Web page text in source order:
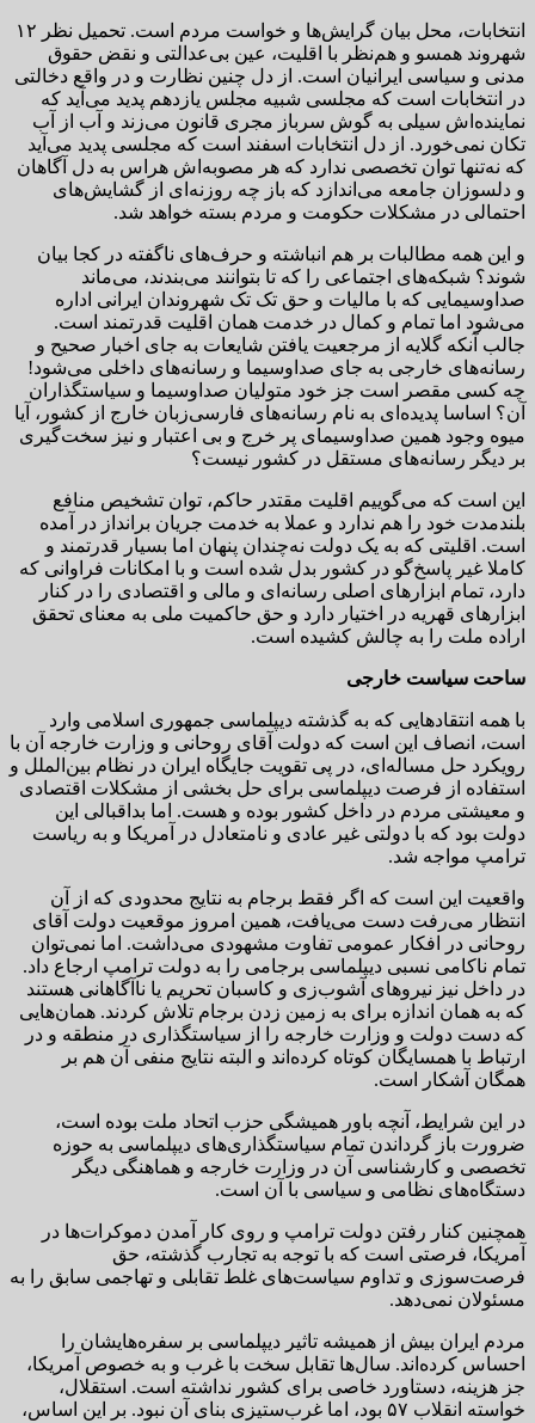
انتخابات، محل بیان گرایش‌ها و خواست مردم است. تحمیل نظر ۱۲
شهروند همسو و هم‌نظر با اقلیت، عین بی‌عدالتی و نقض حقوق
مدنی و سیاسی ایرانیان است. از دل چنین نظارت و در واقع دخالتی
در انتخابات است که مجلسی شبیه مجلس یازدهم پدید می‌آید که
نماینده‌اش سیلی به گوش سرباز مجری قانون می‌زند و آب از آب
تکان نمی‌خورد. از دل انتخابات اسفند است که مجلسی پدید می‌آید
که نه‌تنها توان تخصصی ندارد که هر مصوبه‌اش هراس به دل آگاهان
و دلسوزان جامعه می‌اندازد که باز چه روزنه‌ای از گشایش‌های
احتمالی در مشکلات حکومت و مردم بسته خواهد شد.
و این همه مطالبات بر هم انباشته و حرف‌های ناگفته در کجا بیان
شوند؟ شبکه‌های اجتماعی را که تا بتوانند می‌بندند، می‌ماند
صداوسیمایی که با مالیات و حق تک تک شهروندان ایرانی اداره
می‌شود اما تمام و کمال در خدمت همان اقلیت قدرتمند است.
جالب آنکه گلایه از مرجعیت یافتن شایعات به جای اخبار صحیح و
رسانه‌های خارجی به جای صداوسیما و رسانه‌های داخلی می‌شود!
چه کسی مقصر است جز خود متولیان صداوسیما و سیاستگذاران
آن؟ اساسا پدیده‌ای به نام رسانه‌های فارسی‌زبان خارج از کشور،‌ آیا
میوه وجود همین صداوسیمای پر خرج و بی اعتبار و نیز سخت‌گیری
بر دیگر رسانه‌های مستقل در کشور نیست؟
این است که می‌گوییم اقلیت مقتدر حاکم، توان تشخیص منافع
بلندمدت خود را هم ندارد و عملا به خدمت جریان برانداز در آمده
است. اقلیتی که به یک دولت نه‌چندان پنهان اما بسیار قدرتمند و
کاملا غیر پاسخ‌گو در کشور بدل شده است و با امکانات فراوانی که
دارد، تمام ابزارهای اصلی رسانه‌ای و مالی و اقتصادی را در کنار
ابزارهای قهریه‌ در اختیار دارد و حق حاکمیت ملی به معنای تحقق
اراده ملت را به چالش کشیده است.
ساحت سیاست خارجی
با همه انتقادهایی که به گذشته دیپلماسی جمهوری اسلامی وارد
است، انصاف این است که دولت آقای روحانی و وزارت خارجه آن با
رویکرد حل مساله‌ای، در پی تقویت جایگاه ایران در نظام بین‌الملل و
استفاده از فرصت دیپلماسی برای حل بخشی از مشکلات اقتصادی
و معیشتی مردم در داخل کشور بوده و هست. اما بداقبالی این
دولت بود که با دولتی غیر عادی و نامتعادل در آمریکا و به ریاست
ترامپ مواجه شد.
واقعیت این است که اگر فقط برجام به نتایج محدودی که از آن
انتظار می‌رفت دست می‌یافت، همین امروز موقعیت دولت آقای
روحانی در افکار عمومی تفاوت مشهودی می‌داشت. اما نمی‌توان
تمام ناکامی نسبی دیپلماسی برجامی را به دولت ترامپ ارجاع داد.
در داخل نیز نیروهای آشوب‌زی و کاسبان تحریم یا ناآگاهانی هستند
که به همان اندازه برای به زمین زدن برجام تلاش کردند. همان‌هایی
که دست دولت و وزارت خارجه را از سیاستگذاری در منطقه و در
ارتباط با همسایگان کوتاه کرده‌اند و البته نتایج منفی آن هم بر
همگان آشکار است.
در این شرایط، آنچه باور همیشگی حزب اتحاد ملت بوده است،
ضرورت باز گرداندن تمام سیاستگذاری‌های دیپلماسی به حوزه
تخصصی و کارشناسی آن در وزارت خارجه و هماهنگی دیگر
دستگاه‌های نظامی و سیاسی با آن است.
همچنین کنار رفتن دولت ترامپ و روی کار آمدن دموکرات‌ها در
آمریکا، فرصتی است که با توجه به تجارب گذشته، حق
فرصت‌سوزی و تداوم سیاست‌های غلط تقابلی و تهاجمی سابق را به
مسئولان نمی‌دهد.
مردم ایران بیش از همیشه تاثیر دیپلماسی بر سفره‌هایشان را
احساس کرده‌اند. سال‌ها تقابل سخت با غرب و به خصوص آمریکا،
جز هزینه، دستاورد خاصی برای کشور نداشته است. استقلال،
خواسته انقلاب ۵۷ بود، اما غرب‌ستیزی بنای آن نبود. بر این اساس،